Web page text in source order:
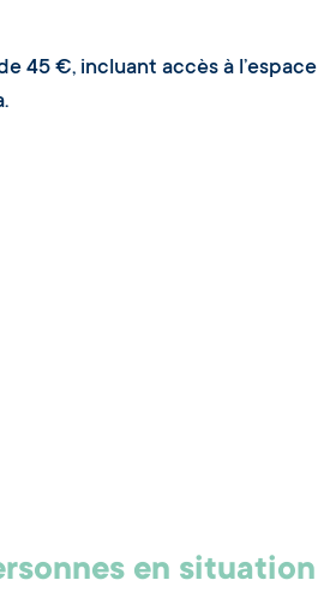
45 €, incluant accès à l’espace
en situation